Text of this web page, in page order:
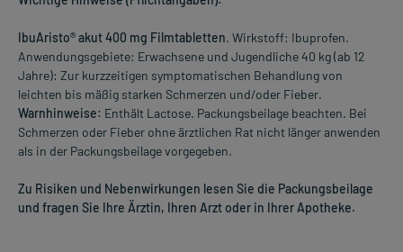
IbuAristo® akut 400 mg Filmtabletten. Wirkstoff: Ibuprofen.
Anwendungsgebiete: Erwachsene und Jugendliche 40 kg (ab 12
Jahre): Zur kurzzeitigen symptomatischen Behandlung von
leichten bis mäßig starken Schmerzen und/oder Fieber.
Warnhinweise: Enthält Lactose. Packungsbeilage beachten. Bei
Schmerzen oder Fieber ohne ärztlichen Rat nicht länger anwenden
als in der Packungsbeilage vorgegeben.
Zu Risiken und Nebenwirkungen lesen Sie die Packungsbeilage
und fragen Sie Ihre Ärztin, Ihren Arzt oder in Ihrer Apotheke.